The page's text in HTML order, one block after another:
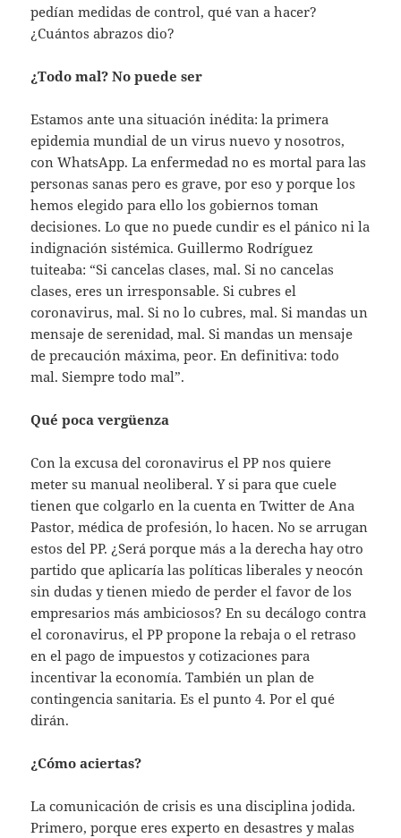
pedían medidas de control, qué van a hacer?
¿Cuántos abrazos dio?
¿Todo mal? No puede ser
Estamos ante una situación inédita: la primera
epidemia mundial de un virus nuevo y nosotros,
con WhatsApp. La enfermedad no es mortal para las
personas sanas pero es grave, por eso y porque los
hemos elegido para ello los gobiernos toman
decisiones. Lo que no puede cundir es el pánico ni la
indignación sistémica. Guillermo Rodríguez
tuiteaba: “Si cancelas clases, mal. Si no cancelas
clases, eres un irresponsable. Si cubres el
coronavirus, mal. Si no lo cubres, mal. Si mandas un
mensaje de serenidad, mal. Si mandas un mensaje
de precaución máxima, peor. En definitiva: todo
mal. Siempre todo mal”.
Qué poca vergüenza
Con la excusa del coronavirus el PP nos quiere
meter su manual neoliberal. Y si para que cuele
tienen que colgarlo en la cuenta en Twitter de Ana
Pastor, médica de profesión, lo hacen. No se arrugan
estos del PP. ¿Será porque más a la derecha hay otro
partido que aplicaría las políticas liberales y neocón
sin dudas y tienen miedo de perder el favor de los
empresarios más ambiciosos? En su decálogo contra
el coronavirus, el PP propone la rebaja o el retraso
en el pago de impuestos y cotizaciones para
incentivar la economía. También un plan de
contingencia sanitaria. Es el punto 4. Por el qué
dirán.
¿Cómo aciertas?
La comunicación de crisis es una disciplina jodida.
Primero, porque eres experto en desastres y malas